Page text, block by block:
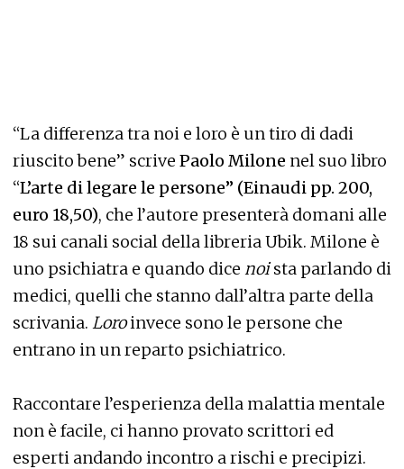
“La differenza tra noi e loro è un tiro di dadi
riuscito bene” scrive Paolo Milone nel suo libro
“L’arte di legare le persone” (Einaudi pp. 200,
euro 18,50), che l’autore presenterà domani alle
18 sui canali social della libreria Ubik. Milone è
uno psichiatra e quando dice noista parlando di
medici, quelli che stanno dall’altra parte della
scrivania. Loroinvece sono le persone che
entrano in un reparto psichiatrico.
Raccontare l’esperienza della malattia mentale
non è facile, ci hanno provato scrittori ed
esperti andando incontro a rischi e precipizi.